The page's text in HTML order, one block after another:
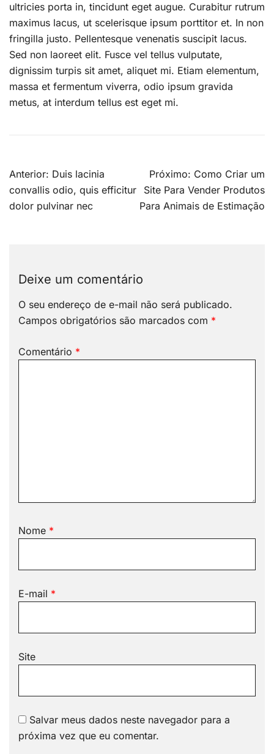
ultricies porta in, tincidunt eget augue. Curabitur rutrum
maximus lacus, ut scelerisque ipsum porttitor et. In non
fringilla justo. Pellentesque venenatis suscipit lacus.
Sed non laoreet elit. Fusce vel tellus vulputate,
dignissim turpis sit amet, aliquet mi. Etiam elementum,
massa et fermentum viverra, odio ipsum gravida
metus, at interdum tellus est eget mi.
Navegação
de
Post
Anterior: Duis lacinia
convallis odio, quis efficitur
dolor pulvinar nec
Próximo: Como Criar um
Site Para Vender Produtos
Para Animais de Estimação
Deixe um comentário
O seu endereço de e-mail não será publicado.
Campos obrigatórios são marcados com *
Comentário *
Nome *
E-mail *
Site
Salvar meus dados neste navegador para a
próxima vez que eu comentar.